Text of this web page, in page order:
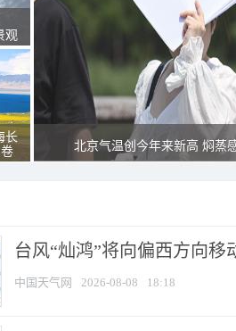
观
长
北京气温创今年来新高 焖蒸
台风“灿鸿”将向偏西方向移
中国天气网 2026-08-08 18:18